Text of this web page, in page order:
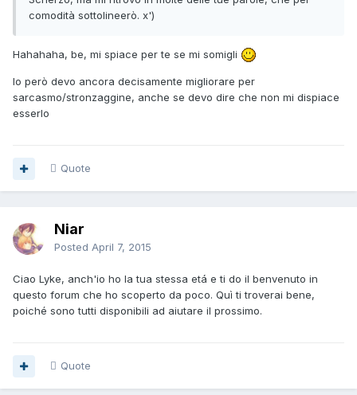
comodità sottolineerò. x')
Hahahaha, be, mi spiace per te se mi somigli
Io però devo ancora decisamente migliorare per
sarcasmo/stronzaggine, anche se devo dire che non mi dispiace
esserlo
Quote
Niar
Posted April 7, 2015
Ciao Lyke, anch'io ho la tua stessa etá e ti do il benvenuto in
questo forum che ho scoperto da poco. Quì ti troverai bene,
poiché sono tutti disponibili ad aiutare il prossimo.
Quote